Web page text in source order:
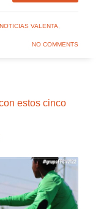
NOTICIAS VALENTA
NO COMMENTS
estos cinco